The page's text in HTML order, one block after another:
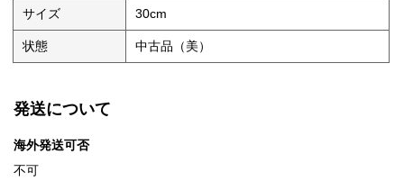
サイズ 30cm
状態 中古品（美）
発送について
海外発送可否
不可